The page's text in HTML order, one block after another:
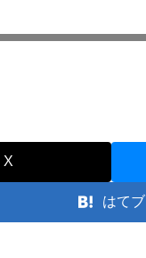
X
はてブ